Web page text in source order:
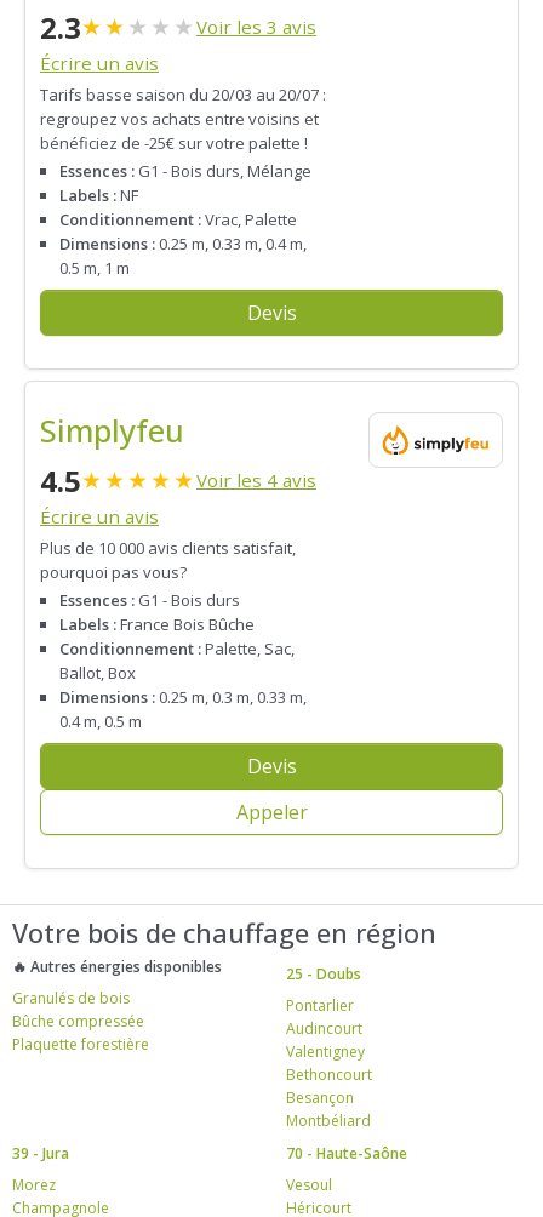
2.3★★★ ★ ★ Voir les 3 avis
Écrire un avis
Tarifs basse saison du 20/03 au 20/07 :
regroupez vos achats entre voisins et
bénéficiez de -25€ sur votre palette !
Essences : G1 - Bois durs, Mélange
Labels :NF
Conditionnement :Vrac, Palette
Dimensions : 0.25 m, 0.33 m, 0.4 m,
0.5 m, 1 m
Devis
Simplyfeu
4.5★★★★★Voir les 4 avis
Écrire un avis
Plus de 10 000 avis clients satisfait,
pourquoi pas vous?
Essences : G1 - Bois durs
Labels :France Bois Bûche
Conditionnement :Palette, Sac,
Ballot, Box
Dimensions : 0.25 m, 0.3 m, 0.33 m,
0.4 m, 0.5 m
Devis
Appeler
Votre bois de chauffage en région
🔥 Autres énergies disponibles
Granulés de bois
Bûche compressée
Plaquette forestière
25 - Doubs
Pontarlier
Audincourt
Valentigney
Bethoncourt
Besançon
Montbéliard
39 - Jura
Morez
Champagnole
70 - Haute-Saône
Vesoul
Héricourt